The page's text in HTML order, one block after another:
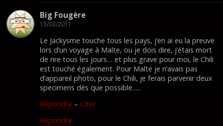
Big Fougère
15/03/2011
Le Jackysme touche tous les pays, j’en ai eu la preuve
lors d’un voyage à Malte, ou je dois dire, j’étais mort
de rire tous les jours… et plus grave pour moi, le Chili
est touché également. Pour Malte je n’avais pas
d’appareil photo, pour le Chili, je ferais parvenir deux
specimens dès que possible…..
Répondre – Citer
Répondre